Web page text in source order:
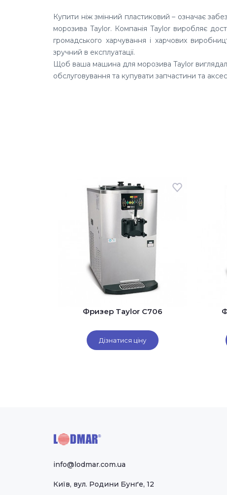
Купити ніж змінний пластиковий – означає
морозива Taylor. Компанія Taylor виробляє
громадського харчування і харчових
зручний в експлуатації.
Щоб ваша машина для морозива Taylor
обслуговування та купувати запчастини та
Фризер Taylor C706
Дізнатися ціну
info@lodmar.com.ua
Київ, вул. Родини Бунґе, 12